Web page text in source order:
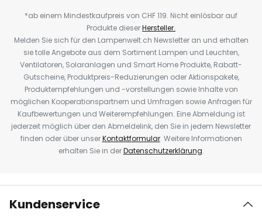
*ab einem Mindestkaufpreis von CHF 119. Nicht einlösbar auf
Produkte dieserHersteller.
Melden Sie sich für den Lampenwelt.ch Newsletter an und erhalten
sie tolle Angebote aus dem Sortiment Lampen und Leuchten,
Ventilatoren, Solaranlagen und Smart Home Produkte, Rabatt-
Gutscheine, Produktpreis-Reduzierungen oder Aktionspakete,
Produktempfehlungen und -vorstellungen sowie Inhalte von
möglichen Kooperationspartnern und Umfragen sowie Anfragen für
Kaufbewertungen und Weiterempfehlungen. Eine Abmeldung ist
jederzeit möglich über den Abmeldelink, den Sie in jedem Newsletter
finden oder über unserKontaktformular. Weitere Informationen
erhalten Sie in derDatenschutzerklärung.
Kundenservice